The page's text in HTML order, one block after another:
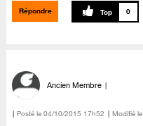
Répondre 0
Ancien Membre
Posté le ‎04/10/2015 17h52 Modifié le